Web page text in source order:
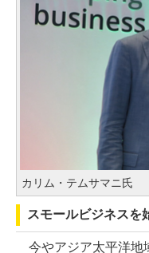
カリム・テムサマニ氏
スモールビジネスを
今やアジア太平洋地